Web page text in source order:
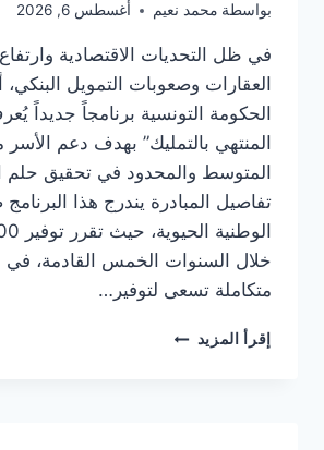
بواسطة محمد نعيم أغسطس 6, 2026
في ظل التحديات الاقتصادية
العقارات وصعوبات التمويل
الحكومة التونسية برنامجاً جديداً
المنتهي بالتمليك” بهدف دعم
المتوسط والمحدود في تحقيق
تفاصيل المبادرة يندرج هذا
خلال السنوات الخمس القادمة،
متكاملة تسعى لتوفير…
إقرأ المزيد برنامج